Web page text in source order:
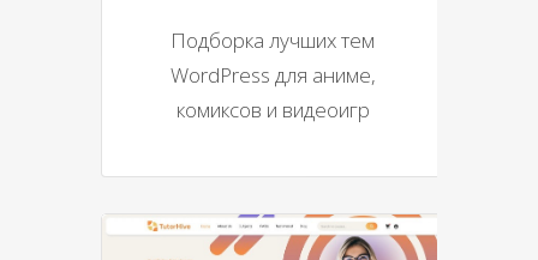
Подборка лучших тем
WordPress для аниме,
комиксов и видеоигр